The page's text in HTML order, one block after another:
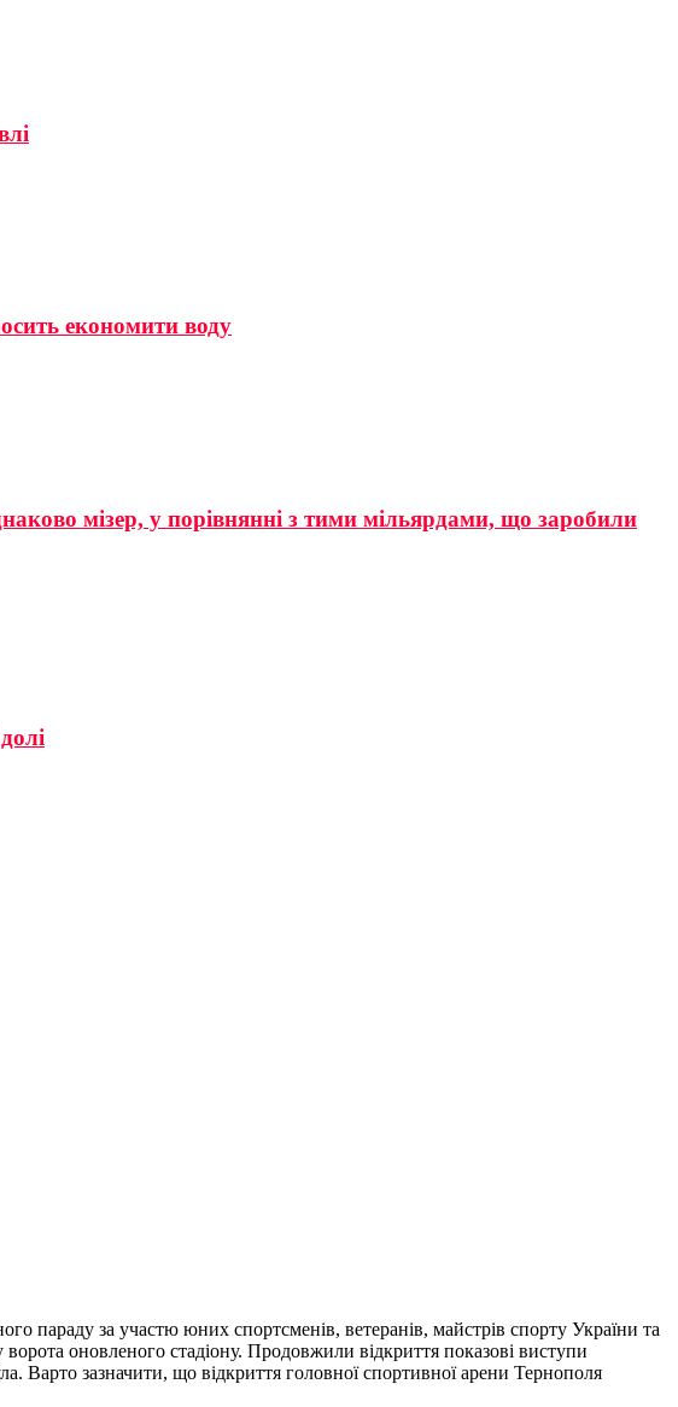
економити воду
мізер, у порівнянні з тими мільярдами, що заробили
параду за участю юних спортсменів, ветеранів, майстрів спорту України та
оновленого стадіону. Продовжили відкриття показові виступи
зазначити, що відкриття головної спортивної арени Тернополя